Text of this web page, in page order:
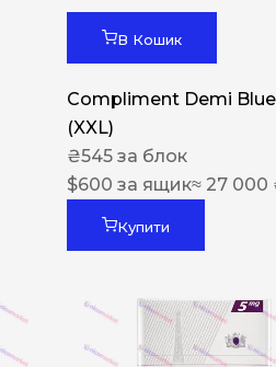
В Кошик
Compliment Demi
(XXL)
₴545 за блок
$600 за ящик≈ 27 000
Купити